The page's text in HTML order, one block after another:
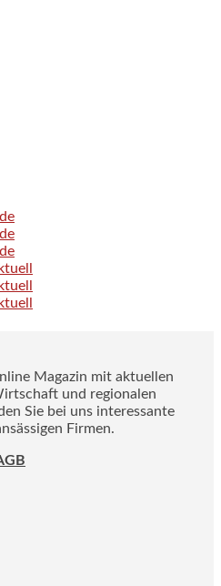
Magazin mit aktuellen
und regionalen
Sie bei uns interessante
Firmen.